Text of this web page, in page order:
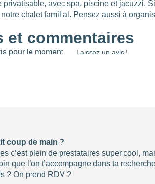
privatisable, avec spa, piscine et jacuzzi.
notre chalet familial. Pensez aussi à
et commentaires
pour le moment Laissez un avis !
coup de main ?
c’est plein de prestataires super cool,
que l’on t’accompagne dans ta
? On prend RDV ?